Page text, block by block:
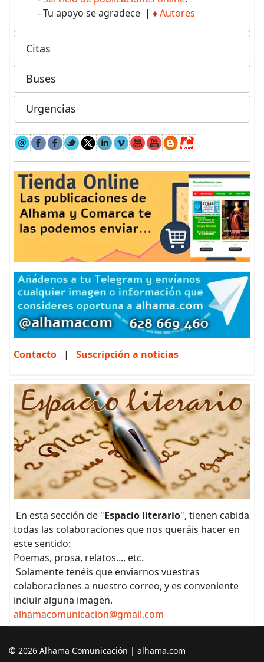
- Tu apoyo se agradece | ♦Autores
Citas
Buses
Urgencias
Contacto | Suscripción a noticias
En esta sección de "Espacio literario", tienen cabida
todas las colaboraciones que nos queráis hacer en
este sentido:
Poemas, prosa, relatos..., etc.
Solamente tenéis que enviarnos vuestras
colaboraciones a nuestro correo, y es conveniente
incluir alguna imagen.
alhamacomunicacion@gmail.com
© 2026 Alhama Comunicación | alhama.com